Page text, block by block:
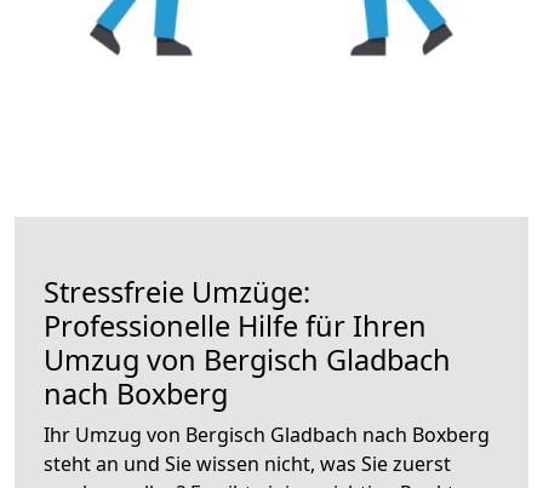
Stressfreie Umzüge:
Professionelle Hilfe für Ihren
Umzug von Bergisch Gladbach
nach Boxberg
Ihr Umzug von Bergisch Gladbach nach Boxberg
steht an und Sie wissen nicht, was Sie zuerst